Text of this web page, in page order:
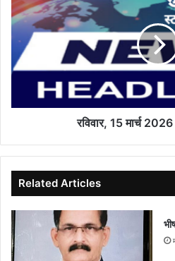
मार्च
2026
मुख्य
समाचार
रविवार, 15 मार्च
Related Articles